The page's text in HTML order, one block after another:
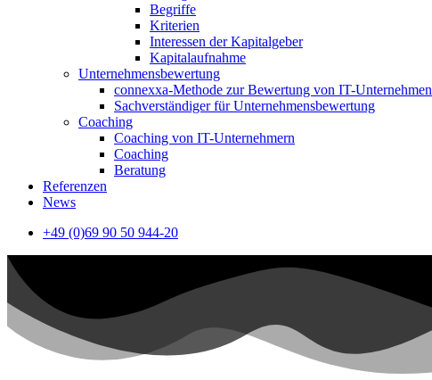
Begriffe
Kriterien
Interessen der Kapitalgeber
Kapitalaufnahme
Unternehmensbewertung
connexxa-Methode zur Bewertung von IT-Unternehmen
Sachverständiger für Unternehmensbewertung
Coaching
Coaching von IT-Unternehmern
Coaching
Beratung
Referenzen
News
+49 (0)69 90 50 944-20